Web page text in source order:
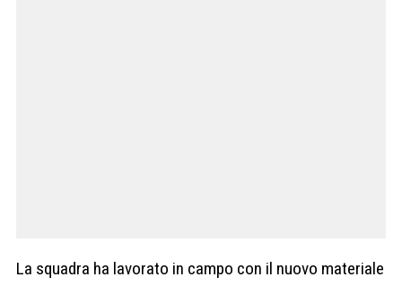
La squadra ha lavorato in campo con il nuovo materiale